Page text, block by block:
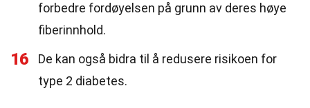
forbedre fordøyelsen på grunn av deres høye
fiberinnhold.
16
De kan også bidra til å redusere risikoen for
type 2 diabetes.